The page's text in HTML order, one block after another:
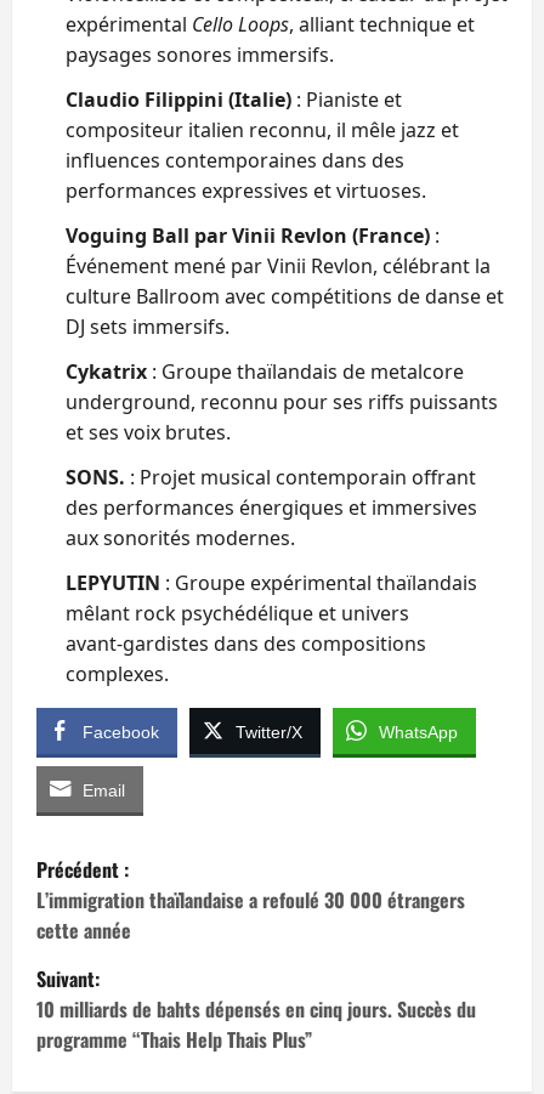
expérimental Cello Loops, alliant technique et
paysages sonores immersifs.
Claudio Filippini (Italie) : Pianiste et
compositeur italien reconnu, il mêle jazz et
influences contemporaines dans des
performances expressives et virtuoses.
Voguing Ball par Vinii Revlon (France) :
Événement mené par Vinii Revlon, célébrant la
culture Ballroom avec compétitions de danse et
DJ sets immersifs.
Cykatrix : Groupe thaïlandais de metalcore
underground, reconnu pour ses riffs puissants
et ses voix brutes.
SONS. : Projet musical contemporain offrant
des performances énergiques et immersives
aux sonorités modernes.
LEPYUTIN : Groupe expérimental thaïlandais
mêlant rock psychédélique et univers
avant‑gardistes dans des compositions
complexes.
Facebook Twitter/X WhatsApp
Email
N
a
v
i
g
Précédent :
L’immigration thaïlandaise a refoulé 30 000 étrangers
cette année
Suivant:
10 milliards de bahts dépensés en cinq jours. Succès du
programme “Thais Help Thais Plus”